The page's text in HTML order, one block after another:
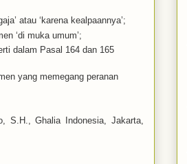
atau ‘karena kealpaannya’;
‘di muka umum’;
dalam Pasal 164 dan 165
yang memegang peranan
S.H., Ghalia Indonesia, Jakarta,